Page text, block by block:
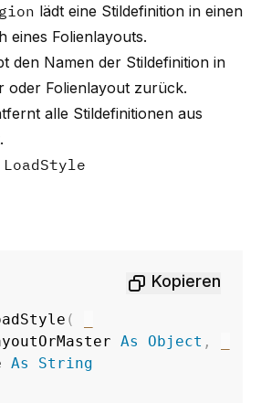
lädt eine Stildefinition in einen
eines Folienlayouts.
den Namen der Stildefinition in
oder Folienlayout zurück.
alle Stildefinitionen aus
LoadStyle
Kopieren
(
As Object ,
As
String